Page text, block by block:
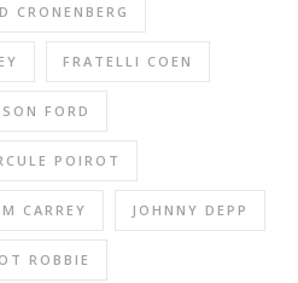
CRONENBERG
FRATELLI COEN
FORD
POIROT
CARREY JOHNNY DEPP
ROBBIE